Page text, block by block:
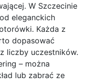
W Szczecinie
eleganckich
Każda z
dopasować
liczby uczestników.
– można
lub zabrać ze